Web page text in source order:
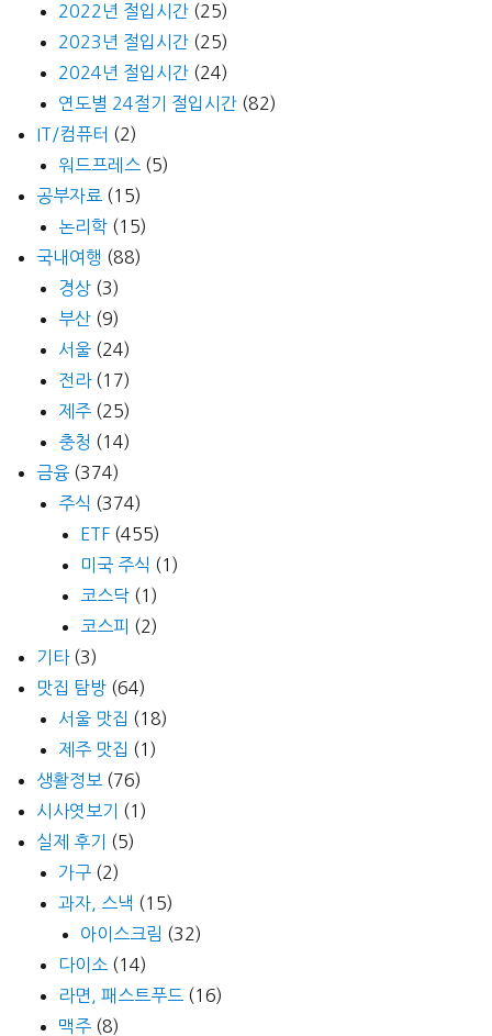
2022년 절입시간 (25)
2023년 절입시간 (25)
2024년 절입시간 (24)
연도별 24절기 절입시간 (82)
IT/컴퓨터 (2)
워드프레스 (5)
공부자료 (15)
논리학 (15)
국내여행 (88)
경상 (3)
부산 (9)
서울 (24)
전라(17)
제주 (25)
충청 (14)
금융 (374)
주식 (374)
ETF (455)
미국 주식 (1)
코스닥 (1)
코스피 (2)
기타(3)
맛집 탐방 (64)
서울 맛집 (18)
제주 맛집 (1)
생활정보 (76)
시사엿보기
(1)
실제 후기
(5)
가구 (2)
과자, 스낵 (15)
아이스크림 (32)
다이소 (14)
라면, 패스트푸드 (16)
맥주 (8)